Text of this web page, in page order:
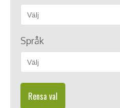
Språk
Rensa val